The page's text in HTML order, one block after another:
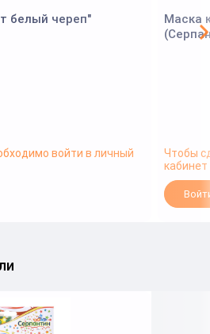
белый череп"
войти в личный
Маска
Чтобы
кабинет